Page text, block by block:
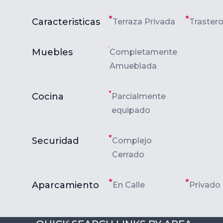
Caracteristicas Terraza Privada Trastero
Muebles
Completamente
Amueblada
Cocina
Parcialmente
equipado
Securidad
Complejo
Cerrado
Aparcamiento En Calle Privado